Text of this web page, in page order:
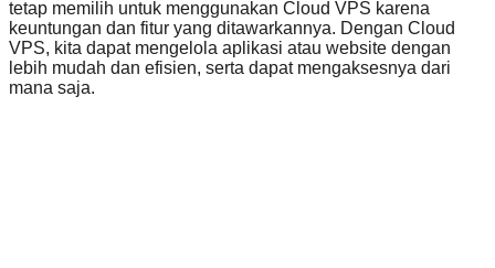
tetap memilih untuk menggunakan Cloud VPS karena
keuntungan dan fitur yang ditawarkannya. Dengan Cloud
VPS, kita dapat mengelola aplikasi atau website dengan
lebih mudah dan efisien, serta dapat mengaksesnya dari
mana saja.